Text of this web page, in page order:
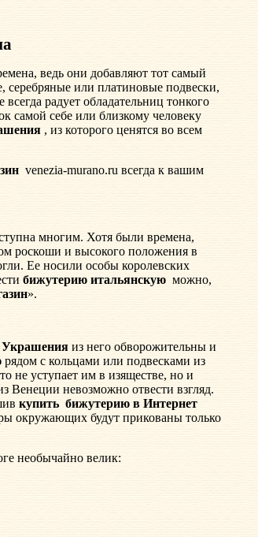
ведь они добавляют тот самый
или платиновые подвески,
радует обладательниц тонкого
самой себе или близкому человеку
, из которого ценятся во всем
venezia-murano.ru всегда к вашим
многим. Хотя были времена,
роскоши и высокого положения в
Ее носили особы королевских
бижутерию итальянскую можно,
».
Украшения из него обворожительны и
рядом с кольцами или подвесками из
не уступает им в изяществе, но и
Венеции невозможно отвести взгляд.
купить бижутерию в Интернет
окружающих будут прикованы только
необычайно велик: